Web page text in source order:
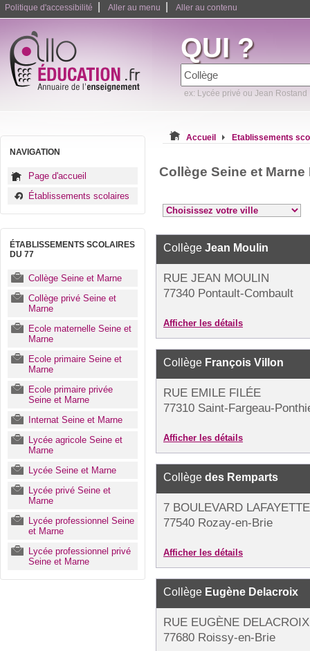
Politique d'accessibilité Aller au menu Aller au contenu
QUI ?
ex: Lycée privé ou Jean Rostand
NAVIGATION
Page d'accueil
Établissements scolaires
ÉTABLISSEMENTS SCOLAIRES
DU 77
Collège Seine et Marne
Collège privé Seine et
Marne
Ecole maternelle Seine et
Marne
Ecole primaire Seine et
Marne
Ecole primaire privée
Seine et Marne
Internat Seine et Marne
Lycée agricole Seine et
Marne
Lycée Seine et Marne
Lycée privé Seine et
Marne
Lycée professionnel Seine
et Marne
Lycée professionnel privé
Seine et Marne
Accueil Etablissements
Collège Seine et Marne
Collège Jean Moulin
RUE JEAN MOULIN
77340 Pontault-Combault
Afficher les détails
Collège François Villon
RUE EMILE FILÉE
77310 Saint-Fargeau-
Afficher les détails
Collège des Remparts
7 BOULEVARD LAFAYETTE
77540 Rozay-en-Brie
Afficher les détails
Collège Eugène Delacroix
RUE EUGÈNE DELACROIX
77680 Roissy-en-Brie